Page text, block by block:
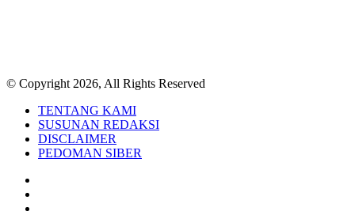
© Copyright 2026, All Rights Reserved
TENTANG KAMI
SUSUNAN REDAKSI
DISCLAIMER
PEDOMAN SIBER